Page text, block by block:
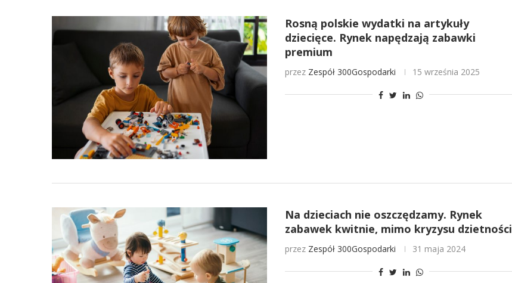
Rosną polskie wydatki na artykuły
dziecięce. Rynek napędzają zabawki
premium
przez Zespół 300Gospodarki 15 września 2025
Na dzieciach nie oszczędzamy. Rynek
zabawek kwitnie, mimo kryzysu dzietności
przez Zespół 300Gospodarki 31 maja 2024